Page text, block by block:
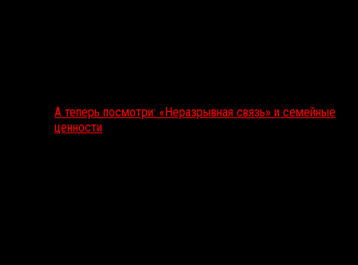
А теперь посмотри: «Неразрывная связь» и семейные
ценности